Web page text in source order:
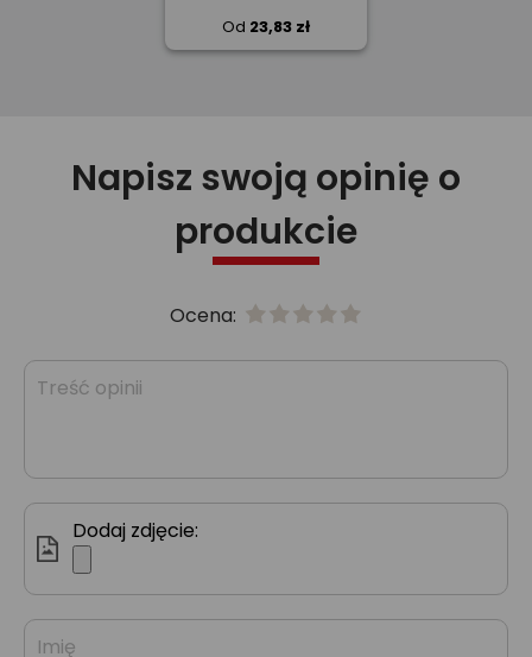
Od 23,83 zł
Napisz swoją opinię o
produkcie
Ocena:
Dodaj zdjęcie: